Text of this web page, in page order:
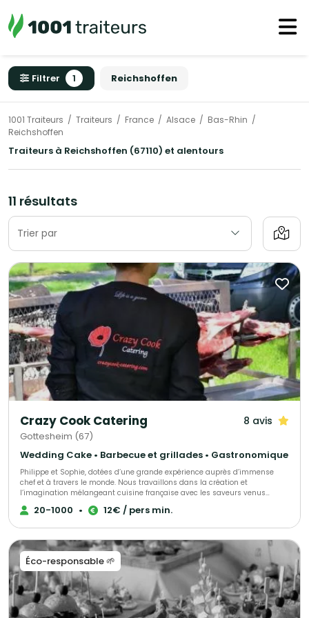
Filtrer 1 Reichshoffen
1001 Traiteurs Traiteurs France Alsace
Bas-Rhin
Reichshoffen
Traiteurs à Reichshoffen (67110) et alentours
11 résultats
Trier par
Crazy Cook Catering 8 avis
Gottesheim (67)
Wedding Cake • Barbecue et grillades • Gastronomique
Philippe et Sophie, dotées d’une grande expérience auprès d’immense
chef et à travers le monde. Nous travaillons dans la création et
l’imagination mélangeant cuisine française avec les saveurs venus
d’Asie, de la Méditerranée ou de l’Orient… Nous proposons de la cuisine
faite maison avec des produits saisonniers, locaux et de qualité, nous
de plats préparés en SHOW COOKING. Nous serons à vos côtés tout au
long de la réception. Que des produits sains et non venus de l’industrie.
Nous acceptons n’importe quel challenge.
20-1000 • 12€ / pers min.
Éco-responsable 🌱